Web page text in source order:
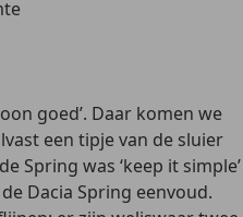
goed’. Daar komen we
een tipje van de sluier
Spring was ‘keep it simple’
Dacia Spring eenvoud.